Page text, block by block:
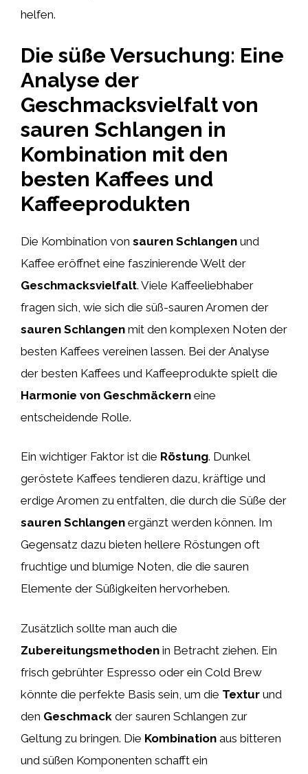
helfen.
Die süße Versuchung: Eine
Analyse der
Geschmacksvielfalt von
sauren Schlangen in
Kombination mit den
besten Kaffees und
Kaffeeprodukten
Die Kombination von sauren Schlangen und
Kaffee eröffnet eine faszinierende Welt der
Geschmacksvielfalt. Viele Kaffeeliebhaber
fragen sich, wie sich die süß-sauren Aromen der
sauren Schlangen mit den komplexen Noten der
besten Kaffees vereinen lassen. Bei der Analyse
der besten Kaffees und Kaffeeprodukte spielt die
Harmonie von Geschmäckern eine
entscheidende Rolle.
Ein wichtiger Faktor ist die Röstung. Dunkel
geröstete Kaffees tendieren dazu, kräftige und
erdige Aromen zu entfalten, die durch die Süße der
sauren Schlangen ergänzt werden können. Im
Gegensatz dazu bieten hellere Röstungen oft
fruchtige und blumige Noten, die die sauren
Elemente der Süßigkeiten hervorheben.
Zusätzlich sollte man auch die
Zubereitungsmethoden in Betracht ziehen. Ein
frisch gebrühter Espresso oder ein Cold Brew
könnte die perfekte Basis sein, um die Textur und
den Geschmack der sauren Schlangen zur
Geltung zu bringen. Die Kombination aus bitteren
und süßen Komponenten schafft ein